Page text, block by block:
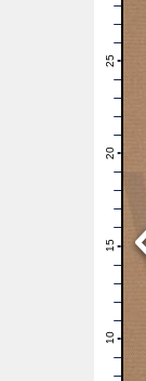
10
11
12
13
14
15
16
17
18
19
20
21
22
23
24
25
26
27
28